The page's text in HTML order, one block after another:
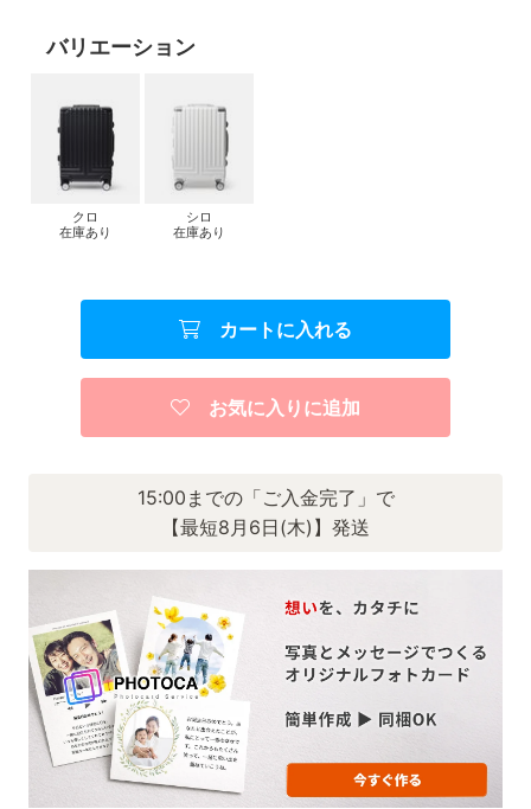
バリエーション
クロ
在庫あり
シロ
在庫あり
カートに入れる
お気に入りに追加
15:00までの「ご入金完了」で
【最短8月6日(木)】発送